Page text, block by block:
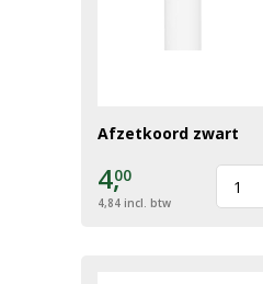
Afzetkoord zwart
4,00
4,84 incl. btw